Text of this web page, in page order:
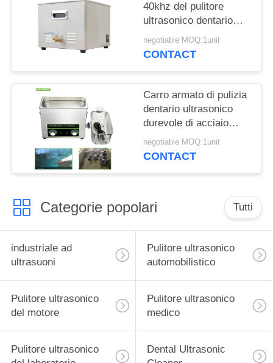
40khz del pulitore
ultrasonico dentario
15L di acciaio
inossidabile
negotiable MOQ:1unit
CONTACT
Carro armato di pulizia
dentario ultrasonico
durevole di acciaio
inossidabile della
macchina 500 W
negotiable MOQ:1unit
CONTACT
Categorie popolari Tutti
industriale ad
ultrasuoni
Pulitore ultrasonico
automobilistico
Pulitore ultrasonico
del motore
Pulitore ultrasonico
medico
Pulitore ultrasonico
Dental Ultrasonic